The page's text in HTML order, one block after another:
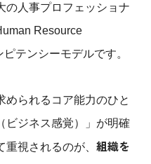
の人事プロフェッショナ
Resource
テンシーモデルです。
められるコア能力のひと
ビジネス感覚）」が明確
視されるのが、 組織を